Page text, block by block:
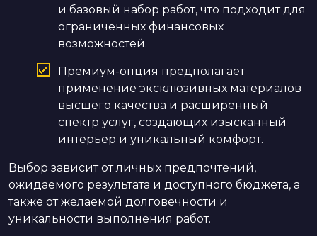
и базовый набор работ, что подходит для
ограниченных финансовых
возможностей.
Премиум-опция предполагает
применение эксклюзивных материалов
высшего качества и расширенный
спектр услуг, создающих изысканный
интерьер и уникальный комфорт.
Выбор зависит от личных предпочтений,
ожидаемого результата и доступного бюджета, а
также от желаемой долговечности и
уникальности выполнения работ.